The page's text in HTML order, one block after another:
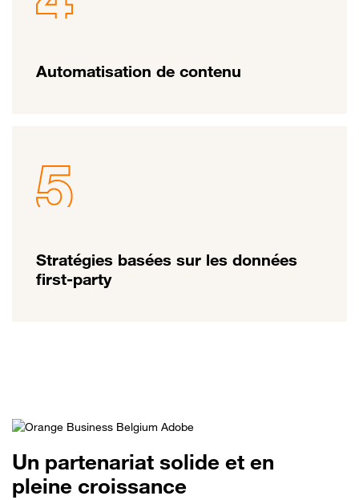
Automatisation de contenu
Stratégies basées sur les données
first-party
Un partenariat solide et en
pleine croissance